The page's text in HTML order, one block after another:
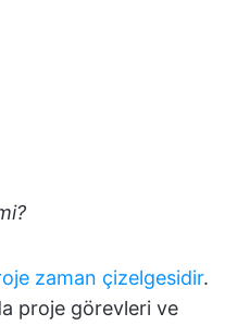
zaman çizelgesidir.
proje görevleri ve